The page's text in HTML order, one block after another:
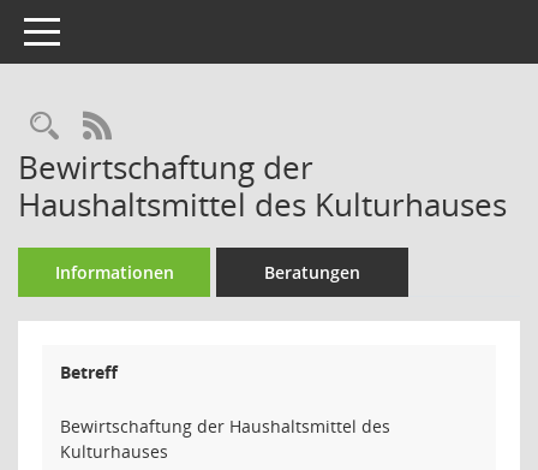
Toggle navigation
Rechercheauswahl
RSS-Feed
Bewirtschaftung der
Haushaltsmittel des Kulturhauses
Informationen Beratungen
Betreff
Bewirtschaftung der Haushaltsmittel des
Kulturhauses